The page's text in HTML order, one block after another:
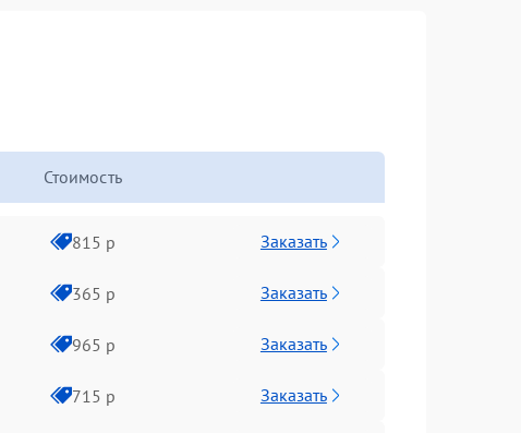
Стоимость
815 р Заказать
365 р Заказать
965 р Заказать
715 р Заказать